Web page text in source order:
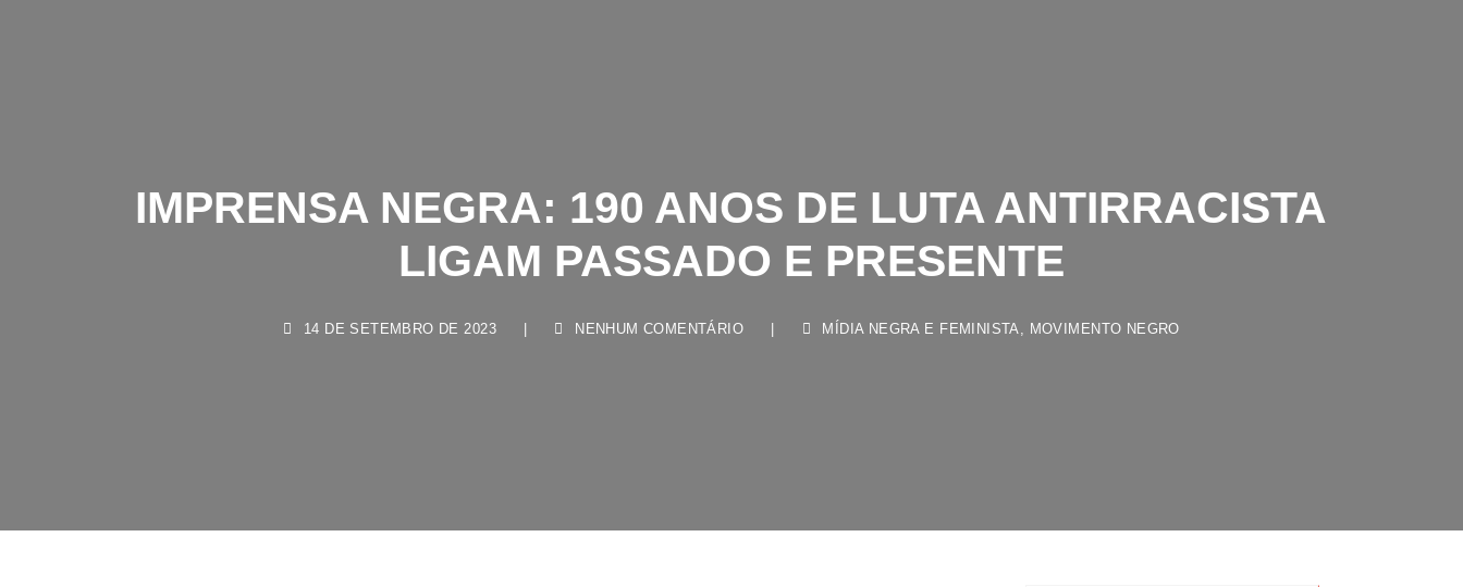
IMPRENSA NEGRA: 190 ANOS DE LUTA ANTIRRACISTA
LIGAM PASSADO E PRESENTE